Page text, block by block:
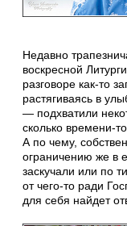
Недавно
воскресной
разговоре как-то
растягиваясь в
— подхватили
сколько времени-
А по чему,
ограничению же в
заскучали или по
от чего-то ради
для себя найдет